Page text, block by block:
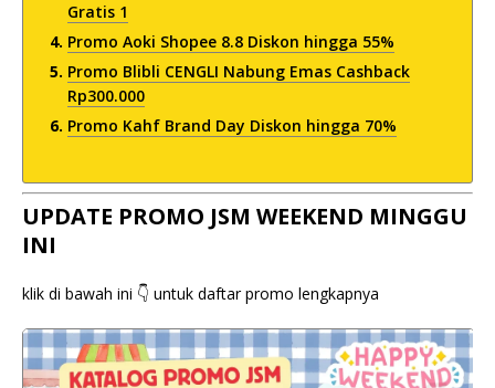
Gratis 1
Promo Aoki Shopee 8.8 Diskon hingga 55%
Promo Blibli CENGLI Nabung Emas Cashback
Rp300.000
Promo Kahf Brand Day Diskon hingga 70%
UPDATE PROMO JSM WEEKEND MINGGU
INI
klik di bawah ini 👇 untuk daftar promo lengkapnya